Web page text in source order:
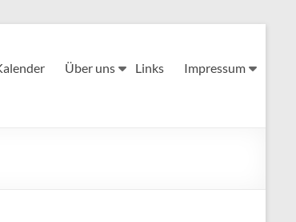
Über uns Links Impressum